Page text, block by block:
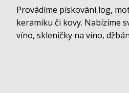
Provádíme pískování log,
keramiku či kovy. Nabízíme
víno, skleničky na víno,